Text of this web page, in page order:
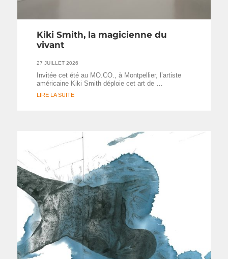
Kiki Smith, la magicienne du
vivant
27 JUILLET 2026
Invitée cet été au MO.CO., à Montpellier, l’artiste
américaine Kiki Smith déploie cet art de …
LIRE LA SUITE